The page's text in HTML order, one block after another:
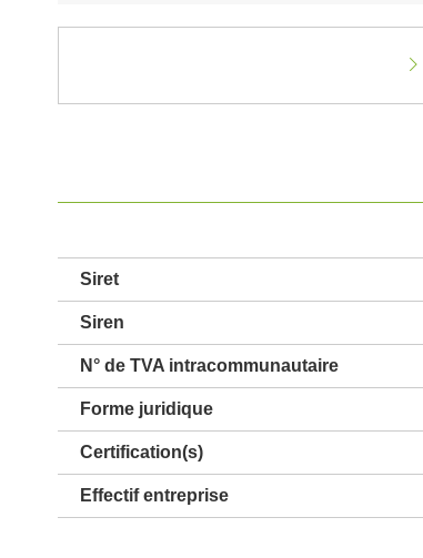
Siret
Siren
N° de TVA intracommunautaire
Forme juridique
Certification(s)
Effectif entreprise